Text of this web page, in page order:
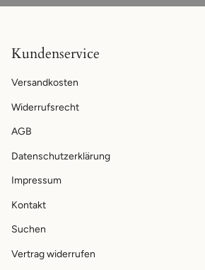
Kundenservice
Versandkosten
Widerrufsrecht
AGB
Datenschutzerklärung
Impressum
Kontakt
Suchen
Vertrag widerrufen